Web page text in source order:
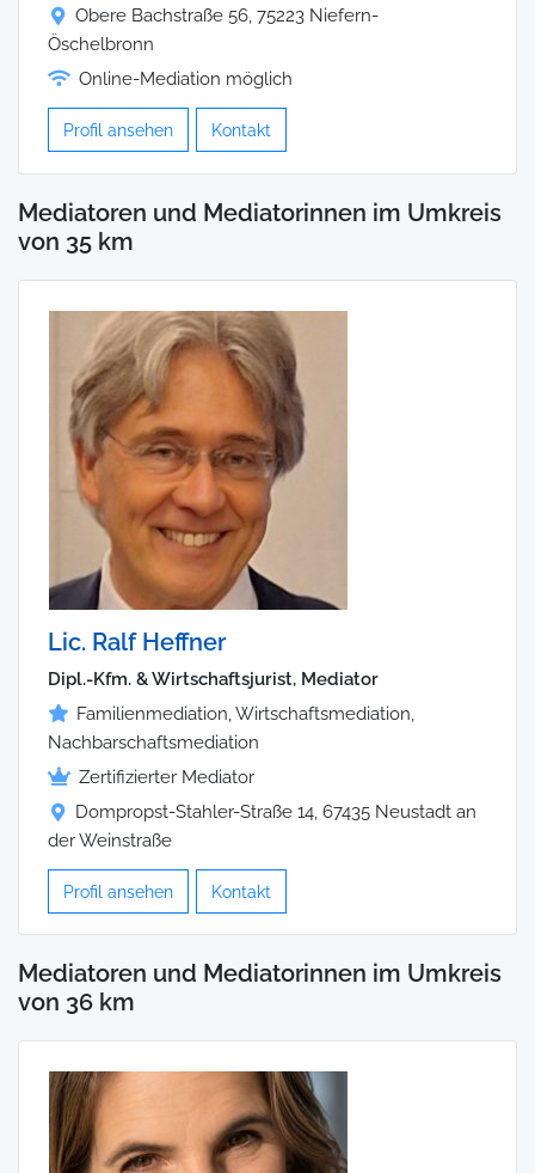
Obere Bachstraße 56, 75223 Niefern-
Öschelbronn
Online-Mediation möglich
Profil ansehen Kontakt
Mediatoren und Mediatorinnen im Umkreis
von 35 km
Lic. Ralf Heffner
Dipl.-Kfm. & Wirtschaftsjurist, Mediator
Familienmediation, Wirtschaftsmediation,
Nachbarschaftsmediation
Zertifizierter Mediator
Dompropst-Stahler-Straße 14, 67435 Neustadt an
der Weinstraße
Profil ansehen Kontakt
Mediatoren und Mediatorinnen im Umkreis
von 36 km